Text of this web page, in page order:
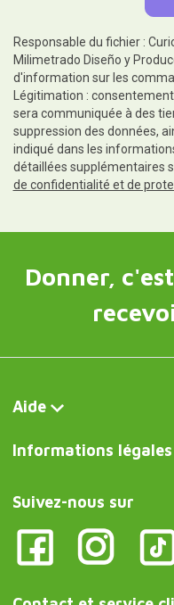
Responsable du fichier :
Milimetrado Diseño y
d'information sur les
Légitimation :
sera communiquée à des
suppression des données,
indiqué dans les
détaillées supplémentaires
de confidentialité et de
Donner,
Aide
Informations légales
Suivez-nous sur